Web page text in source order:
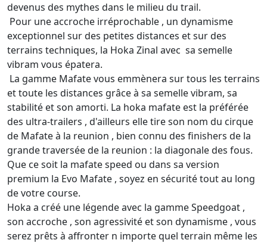
devenus des mythes dans le milieu du trail.
Pour une accroche irréprochable , un dynamisme
exceptionnel sur des petites distances et sur des
terrains techniques, la Hoka Zinal avec sa semelle
vibram vous épatera.
La gamme Mafate vous emmènera sur tous les terrains
et toute les distances grâce à sa semelle vibram, sa
stabilité et son amorti. La hoka mafate est la préférée
des ultra-trailers , d'ailleurs elle tire son nom du cirque
de Mafate à la reunion , bien connu des finishers de la
grande traversée de la reunion : la diagonale des fous.
Que ce soit la mafate speed ou dans sa version
premium la Evo Mafate , soyez en sécurité tout au long
de votre course.
Hoka a créé une légende avec la gamme Speedgoat ,
son accroche , son agressivité et son dynamisme , vous
serez prêts à affronter n importe quel terrain même les